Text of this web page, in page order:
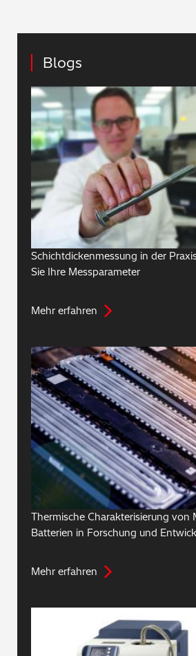
Blogs
Schichtdickenmessung in der
Sie Ihre Messparameter
Mehr erfahren
Thermische Charakterisierung von
Batterien in Forschung und
Mehr erfahren